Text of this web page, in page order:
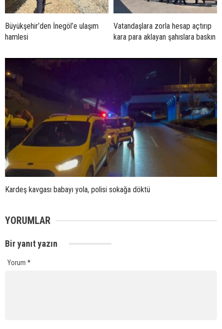
Büyükşehir’den İnegöl’e ulaşım
hamlesi
Vatandaşlara zorla hesap açtırıp
kara para aklayan şahıslara baskın
Kardeş kavgası babayı yola, polisi sokağa döktü
YORUMLAR
Bir yanıt yazın
Yorum *